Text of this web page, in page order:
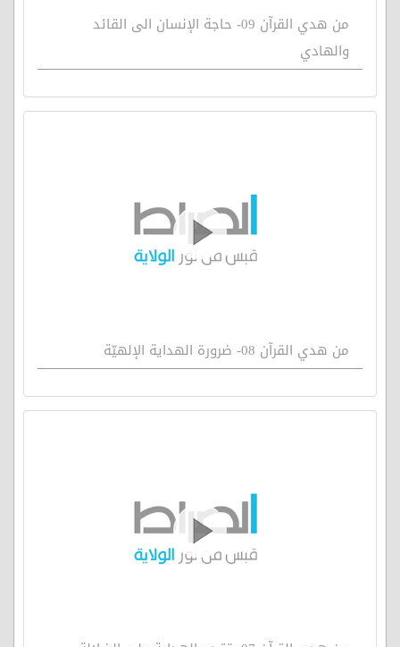
من هدي القرآن 09- حاجة الإنسان الى القائد
والهادي
من هدي القرآن 08- ضرورة الهداية الإلهيّة